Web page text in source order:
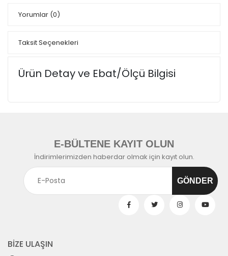
Yorumlar (0)
Taksit Seçenekleri
Ürün Detay ve Ebat/Ölçü Bilgisi
E-BÜLTENE KAYIT OLUN
İndirimlerimizden haberdar olmak için kayıt olun.
BİZE ULAŞIN